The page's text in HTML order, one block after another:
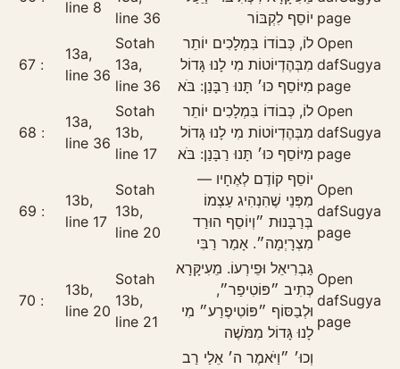
line 8
line 36
יוֹסֵף לִקְבּוֹר page
67
13a,
line 36
Sotah
13a,
line 36
לוֹ, כְּבוֹדוֹ בִּמְלָכִים יוֹתֵר
מִבְּהֶדְיוֹטוֹת מִי לָנוּ גָּדוֹל
מִיּוֹסֵף כּוּ׳ תָּנוּ רַבָּנַן: בֹּא
Open
dafSugya
page
68
13a,
line 36
Sotah
13b,
line 17
לוֹ, כְּבוֹדוֹ בִּמְלָכִים יוֹתֵר
מִבְּהֶדְיוֹטוֹת מִי לָנוּ גָּדוֹל
מִיּוֹסֵף כּוּ׳ תָּנוּ רַבָּנַן: בֹּא
Open
dafSugya
page
69
13b,
line 17
Sotah
13b,
line 20
יוֹסֵף קוֹדֶם לְאֶחָיו —
מִפְּנֵי שֶׁהִנְהִיג עַצְמוֹ
בְּרַבָּנוּת ״וְיוֹסֵף הוּרַד
מִצְרָיְמָה״. אָמַר רַבִּי
Open
dafSugya
page
70
13b,
line 20
Sotah
13b,
line 21
גַּבְרִיאֵל וּפֵירְעוֹ. מֵעִיקָּרָא
כְּתִיב ״פּוֹטִיפַר״,
וּלְבַסּוֹף ״פּוֹטִיפֶרַע״ מִי
לָנוּ גָּדוֹל מִמֹּשֶׁה
Open
dafSugya
page
וְכוּ׳ ״וַיֹּאמֶר ה׳ אֵלַי רַב